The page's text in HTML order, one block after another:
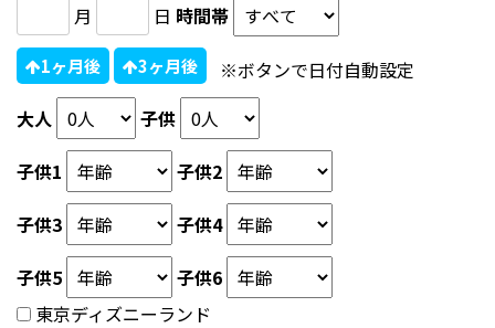
月 日 時間帯
1ヶ月後 3ヶ月後
※ボタンで日付自動設定
大人
子供
子供1
子供2
子供3
子供4
子供5
子供6
東京ディズニーランド